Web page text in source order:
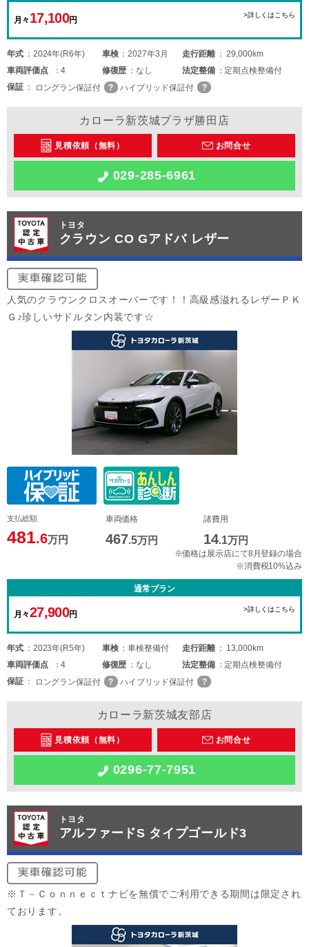
月々 17,100円
>詳しくはこちら
年式 2024年(R6年) 車検 2027年3月 走行距離
29,000km
車両評価点 4 修復歴 なし 法定整備
定期点検整備付
保証
ロングラン保証付 ハイブリッド保証付
カローラ新茨城プラザ勝田店
見積依頼（無料） お問合せ
029-285-6961
トヨタ
クラウン CO Gアドバ レザー
人気のクラウンクロスオーバーです！！高級感溢れるレザーＰＫ
Ｇ♪珍しいサドルタン内装です☆
支払総額
481.6万円
車両価格
467.5万円
諸費用
14.1万円
※価格は展示店にて8月登録の場合
※消費税10%込み
通常プラン
月々27,900円
>詳しくはこちら
年式 2023年(R5年) 車検 車検整備付 走行距離
13,000km
車両評価点 4 修復歴 なし 法定整備
定期点検整備付
保証
ロングラン保証付 ハイブリッド保証付
カローラ新茨城友部店
見積依頼（無料） お問合せ
0296-77-7951
トヨタ
アルファードS タイプゴールド3
※Ｔ－Ｃｏｎｎｅｃｔナビを無償でご利用できる期間は限定され
ております。